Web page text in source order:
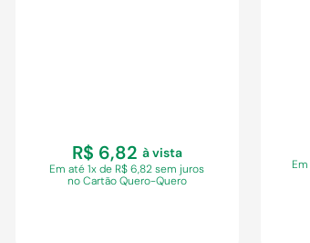
R$ 6,82 à vista
Ematé 1x de R$ 6,82 sem juros
no Cartão Quero-Quero
Em